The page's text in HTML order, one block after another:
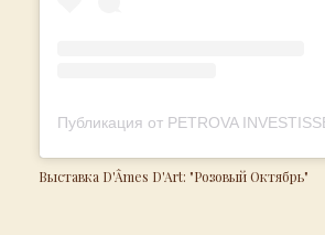
Выставка D'Âmes D'Art: "Розовый Октябрь"